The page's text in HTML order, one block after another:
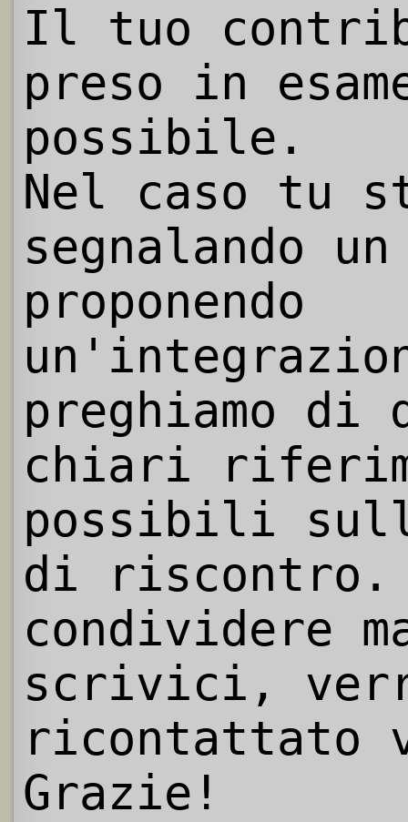
Il tuo
preso in
possibile.
Nel caso tu
segnalando
proponendo
preghiamo
chiari
possibili
di riscontro.
condividere
scrivici,
ricontattato
Grazie!